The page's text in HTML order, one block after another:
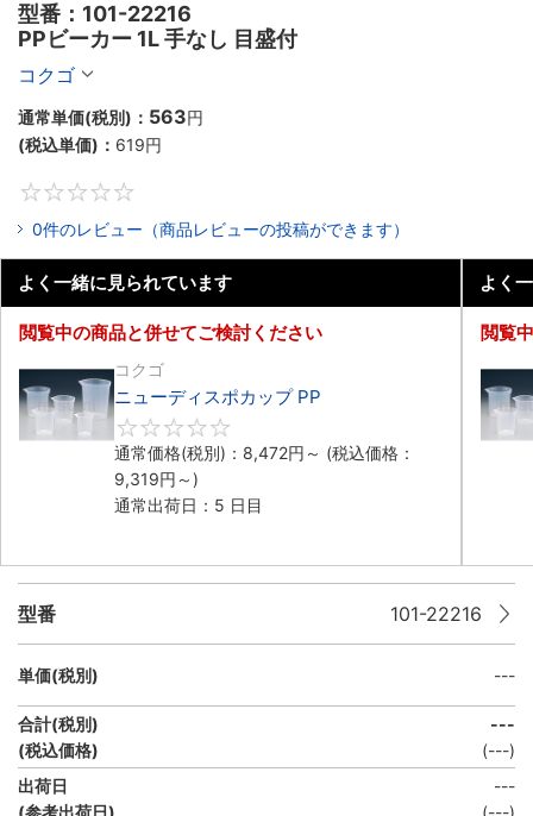
型番：101-22216
PPビーカー 1L 手なし 目盛付
コクゴ
通常単価(税別)： 563円
(税込単価)： 619円
0件のレビュー（商品レビューの投稿ができます）
よく一緒に見られています
閲覧中の商品と併せてご検討ください
コクゴ
ニューディスポカップ PP
通常価格(税別)： 8,472円 ～ (税込価格：
9,319円 ～)
通常出荷日：5 日目
よく
閲覧
型番 101-22216
単価(税別) ---
合計(税別)
(税込価格)
---
(---)
出荷日
(参考出荷日)
---
(---)